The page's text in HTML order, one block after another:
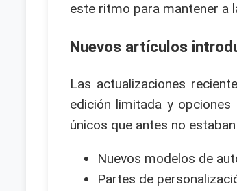
este ritmo para mantener a
Nuevos artículos
Las actualizaciones
edición limitada y opciones
únicos que antes no
Nuevos modelos de
Partes de